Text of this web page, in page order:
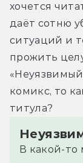
хочется
даёт сотню
ситуаций и
прожить
комикс, то
титула?
В какой-то